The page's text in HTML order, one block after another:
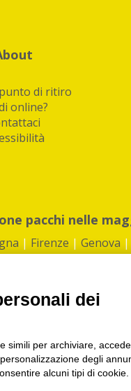
di ritiro
online?
pacchi nelle
| Firenze | Genova |
50.000€ |Whistleblowing
e Kipoint per ritirare i
dei
simili per archiviare,
degli
alcuni tipi di cookie.